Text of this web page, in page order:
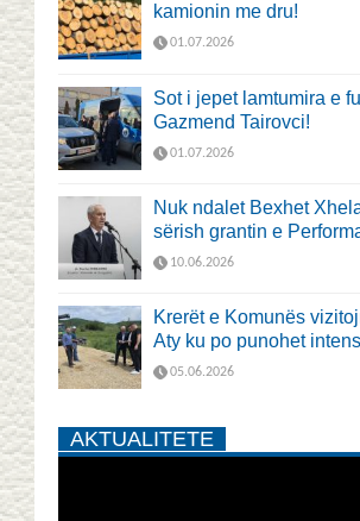
kamionin me dru!
01.07.2026
Sot i jepet lamtumira e
Gazmend Tairovci!
01.07.2026
Nuk ndalet Bexhet
sërish grantin e
10.06.2026
Krerët e Komunës
Aty ku po punohet
05.06.2026
AKTUALITETE